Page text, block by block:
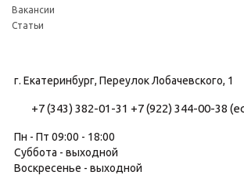
г. Екатеринбург, Переулок Лобачевского, 1
+7 (343) 382-01-31 +7 (922) 344-00-38
Пн - Пт 09:00 - 18:00
Суббота - выходной
Воскресенье - выходной
Вакансии
Статьи